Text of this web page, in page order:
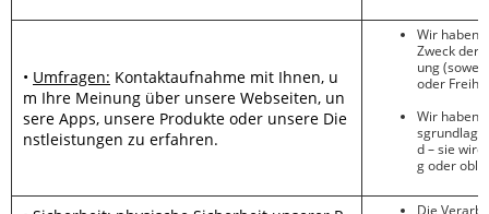
• Umfragen: Kontaktaufnahme mit Ihnen, u
m Ihre Meinung über unsere Webseiten, un
sere Apps, unsere Produkte oder unsere Die
nstleistungen zu erfahren.
Wir haben
Zweck der
ung
oder
Wir haben
d – sie
g oder
Die